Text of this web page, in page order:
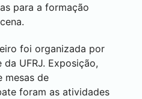
para a formação
foi organizada por
da UFRJ. Exposição,
mesas de
foram as atividades